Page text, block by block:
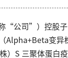
“公司”）控股
变异
S 三聚体蛋白